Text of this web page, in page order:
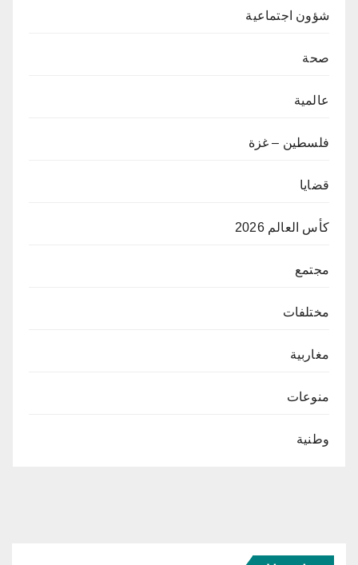
شؤون اجتماعية
صحة
عالمية
فلسطين – غزة
قضايا
كأس العالم 2026
مجتمع
مختلفات
مغاربية
منوعات
وطنية